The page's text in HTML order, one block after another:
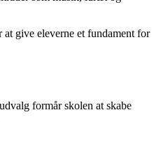
give eleverne et fundament for
formår skolen at skabe